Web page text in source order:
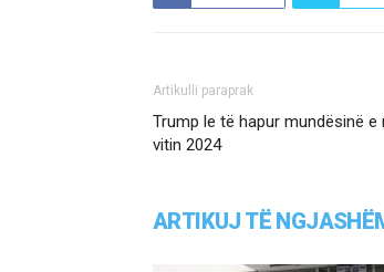
Artikulli paraprak
Trump le të hapur mundësinë e
vitin 2024
ARTIKUJ TË